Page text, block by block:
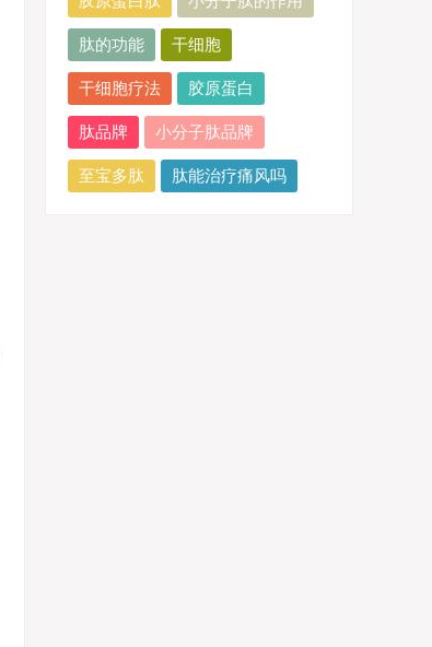
肽的功能 干细胞
干细胞疗法 胶原蛋白
肽品牌 小分子肽品牌
至宝多肽 肽能治疗痛风吗